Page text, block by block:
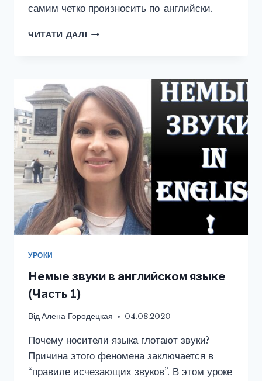
самим четко произносить по-английски.
ЧИТАТИ ДАЛІ НЕМЫЕ
(ЧАСТЬ
2)
УРОКИ
Немые звуки в английском языке
(Часть 1)
ВідАлена Городецкая 04.08.2020
Почему носители языка глотают звуки?
Причина этого феномена заключается в
“правиле исчезающих звуков”. В этом уроке